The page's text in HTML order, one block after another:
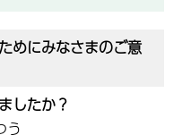
めにみなさまのご意
したか？
う